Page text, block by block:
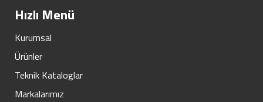
Hızlı Menü
Kurumsal
Ürünler
Teknik Kataloglar
Markalarımız